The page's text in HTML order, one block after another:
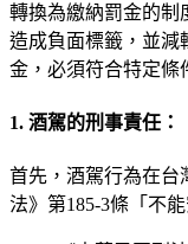
轉換為繳納罰金的制
造成負面標籤，並減
金，必須符合特定條
1. 酒駕的刑事責任：
首先，酒駕行為在台
法》第185-3條「不